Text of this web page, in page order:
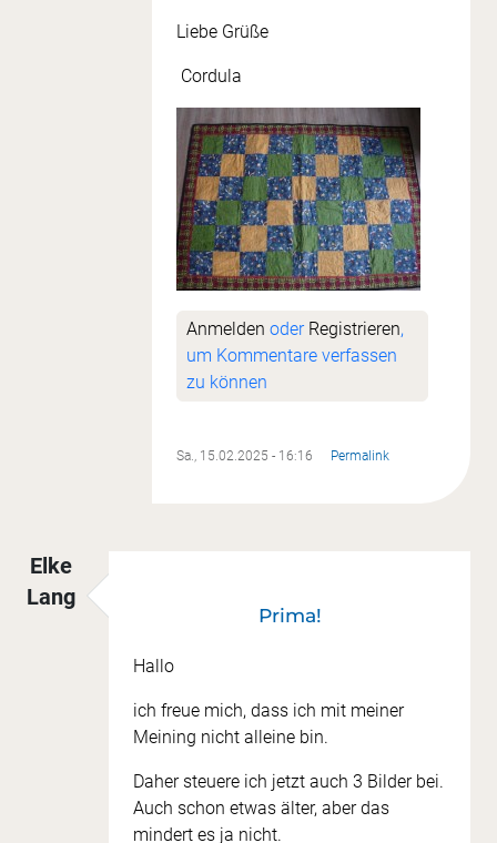
Liebe Grüße
Cordula
Anmelden oder Registrieren,
um Kommentare verfassen
zu können
Sa., 15.02.2025 - 16:16 Permalink
Elke
Lang
Prima!
Hallo
ich freue mich, dass ich mit meiner
Meining nicht alleine bin.
Daher steuere ich jetzt auch 3 Bilder bei.
Auch schon etwas älter, aber das
mindert es ja nicht.